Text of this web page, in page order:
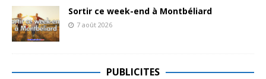
Sortir ce week-end à Montbéliard
7 août 2026
PUBLICITES